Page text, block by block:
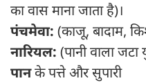
का वास माना जाता है)।
पंचमेवा: (काजू, बादाम,
नारियल: (पानी वाला जटा
पानके पत्ते और सुपारी